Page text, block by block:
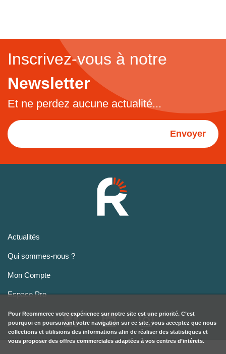
Inscrivez-vous à notre
Newsletter
Et ne perdez aucune actualité...
Envoyer
Actualités
Qui sommes-nous ?
Mon Compte
Espace Pro
Pour Rcommerce votre expérience sur notre site est une priorité. C’est
pourquoi en poursuivant votre navigation sur ce site, vous acceptez que nous
collections et utilisions des informations afin de réaliser des statistiques et
vous proposer des offres commerciales adaptées à vos centres d’intérets.